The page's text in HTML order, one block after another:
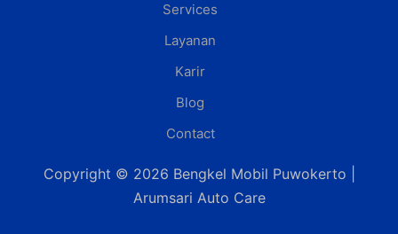
Services
Layanan
Karir
Blog
Contact
Copyright © 2026 Bengkel Mobil Puwokerto |
Arumsari Auto Care